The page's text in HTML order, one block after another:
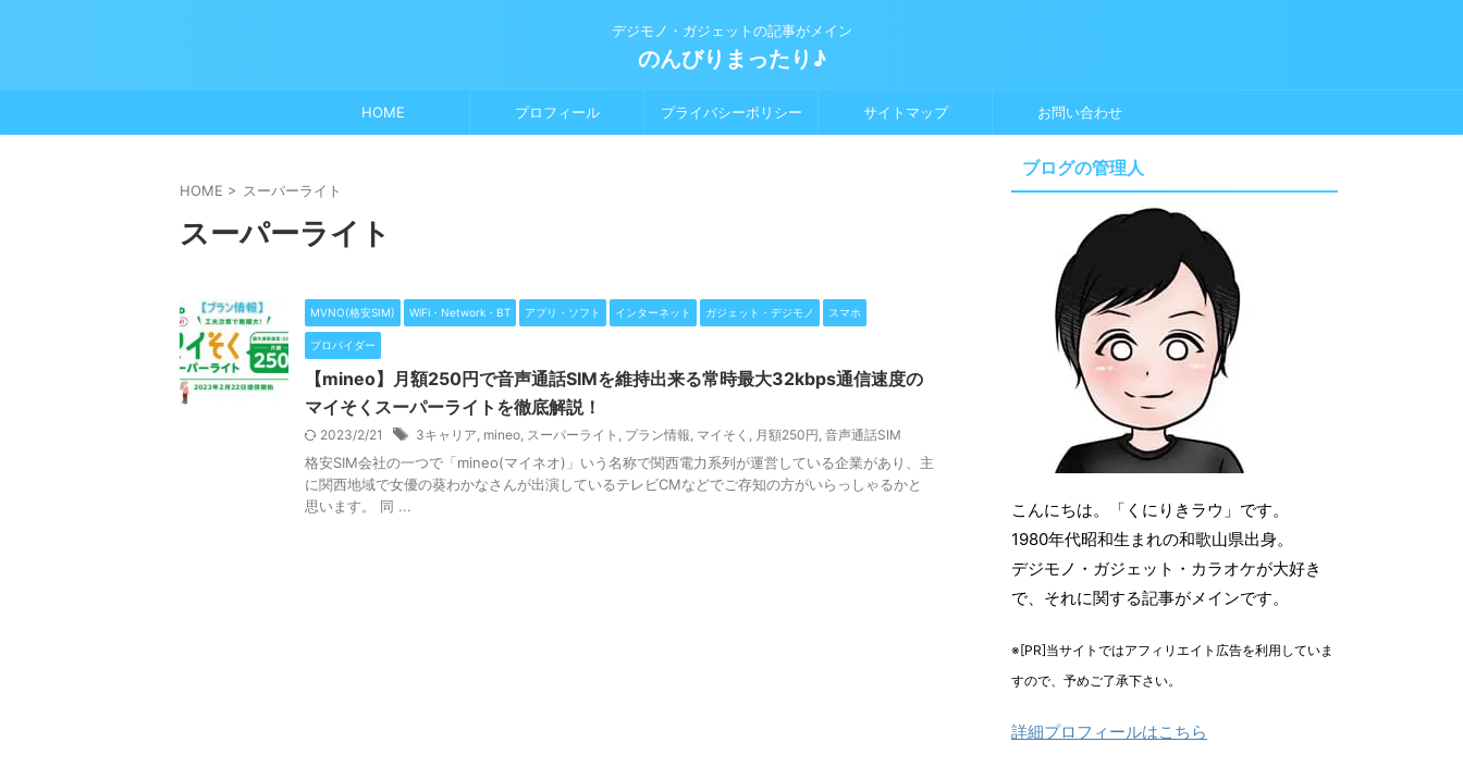
デジモノ・ガジェットの記事がメイン
のんびりまったり♪
HOME プロフィール プライバシーポリシー サイトマップ お問い合わせ
HOME > スーパーライト
スーパーライト
MVNO(格安SIM) WiFi・Network・BT アプリ・ソフト インターネット ガジェット・デジモノ スマホ
プロバイダー
【mineo】月額250円で音声通話SIMを維持出来る常時最大32kbps通信速度の
マイそくスーパーライトを徹底解説！
2023/2/21 3キャリア, mineo, スーパーライト , プラン情報, マイそく , 月額250円, 音声通話SIM
格安SIM会社の一つで「mineo(マイネオ)」いう名称で関西電力系列が運営している企業があり、主
に関西地域で女優の葵わかなさんが出演しているテレビCMなどでご存知の方がいらっしゃるかと
思います。 同 ...
ブログの管理人
こんにちは。「くにりきラウ」です。
1980年代昭和生まれの和歌山県出身。
デジモノ・ガジェット・カラオケが大好き
で、それに関する記事がメインです。
※[PR]当サイトではアフィリエイト広告を利用していま
すので、予めご了承下さい。
詳細プロフィールはこちら